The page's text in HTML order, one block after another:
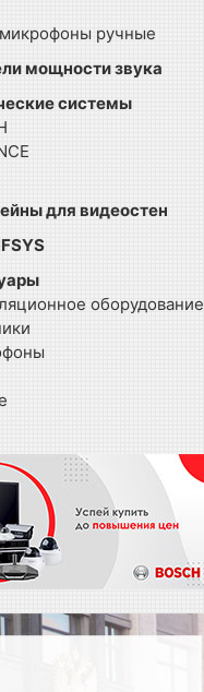
ручные
мощности звука
системы
для видеостен
оборудование